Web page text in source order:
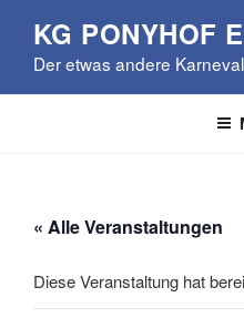
springen
KG PONYHOF
Der etwas andere
« Alle Veranstaltungen
Diese Veranstaltung hat